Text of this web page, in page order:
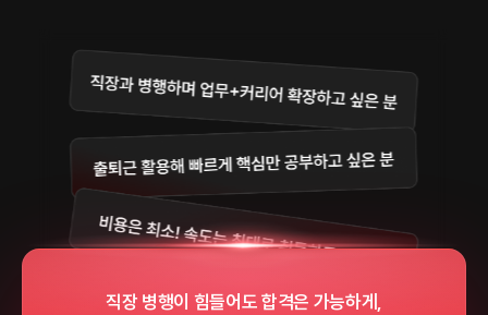
직장 병행이 힘들어도 합격은 가능하게,